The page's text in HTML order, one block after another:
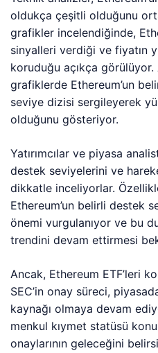
oldukça çeşitli olduğunu
grafikler incelendiğinde,
sinyalleri verdiği ve fiyatın
koruduğu açıkça
grafiklerde Ethereum’un
seviye dizisi sergileyerek
olduğunu gösteriyor.
Yatırımcılar ve piyasa
destek seviyelerini ve
dikkatle inceliyorlar.
Ethereum’un belirli destek
önemi vurgulanıyor ve bu
trendini devam ettirmesi
Ancak, Ethereum ETF’leri
SEC’in onay süreci,
kaynağı olmaya devam
menkul kıymet statüsü
onaylarının geleceğini